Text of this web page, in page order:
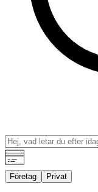
Företag Privat